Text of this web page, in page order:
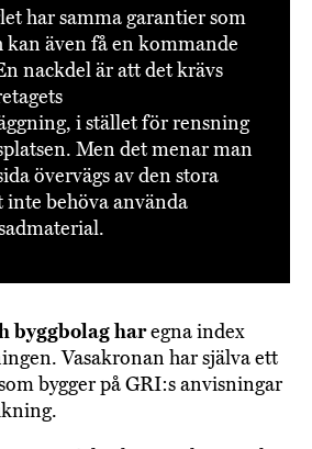
har samma garantier som
även få en kommande
nackdel är att det krävs
i stället för rensning
Men det menar man
övervägs av den stora
behöva använda
byggbolag haregna index
Vasakronan har själva ett
bygger på GRI:s anvisningar